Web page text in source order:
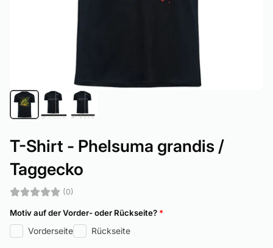
T-Shirt - Phelsuma grandis /
Taggecko
(0)
Motiv auf der Vorder- oder Rückseite? *
Vorderseite
Rückseite